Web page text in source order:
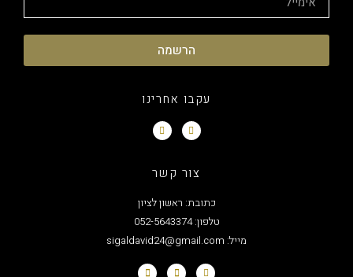
הרשמה
עקבו אחרינו
צור קשר
כתובת: ראשון לציון
טלפון: 052-5643374